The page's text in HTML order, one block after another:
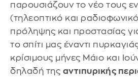
παρουσιάζουν το νέο τους
(τηλεοπτικό και
πρόληψης και προστασίας
το σπίτι μας έναντι
κρίσιμους μήνες Μάιο και
δηλαδή της αντιπυρικής